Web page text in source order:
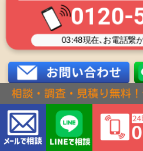
0120-
03:48現在､お電話繋